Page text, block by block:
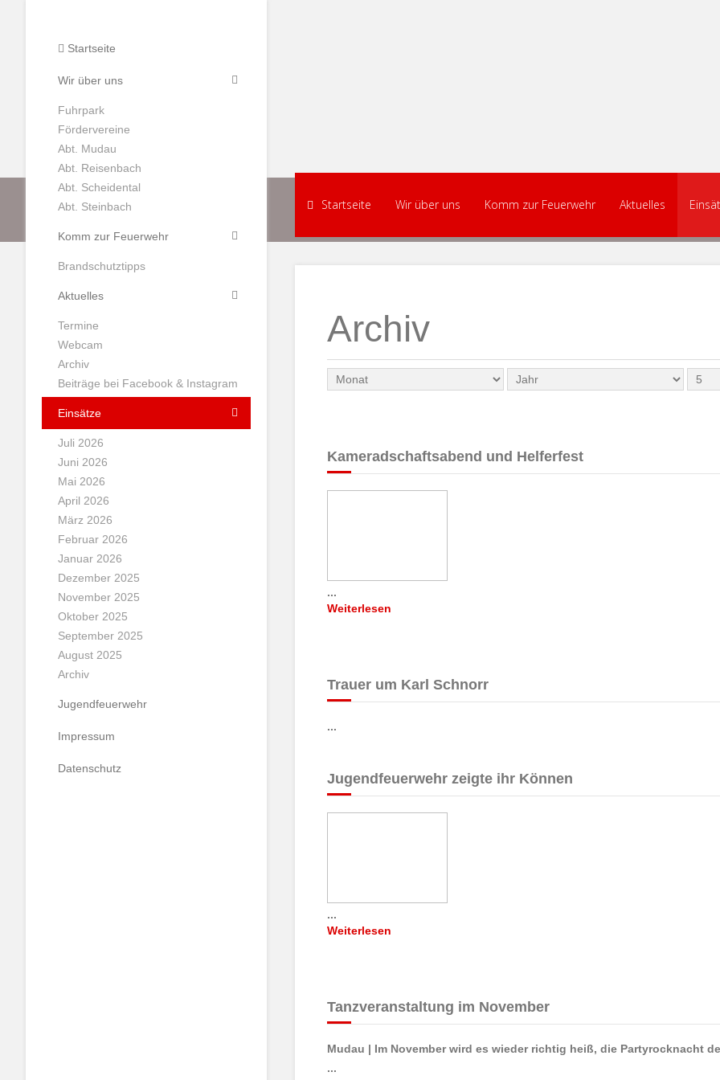
Startseite
Wir über uns
Fuhrpark
Fördervereine
Abt. Mudau
Abt. Reisenbach
Abt. Scheidental
Abt. Steinbach
Komm zur Feuerwehr
Brandschutztipps
Aktuelles
Termine
Webcam
Archiv
Beiträge bei Facebook & Instagram
Einsätze
Juli 2026
Juni 2026
Mai 2026
April 2026
März 2026
Februar 2026
Januar 2026
Dezember 2025
November 2025
Oktober 2025
September 2025
August 2025
Archiv
Jugendfeuerwehr
Impressum
Datenschutz
Startseite Wir über uns Komm zur Feuerwehr Aktuelles
Archiv
Kameradschaftsabend und Helferfest
...
Weiterlesen
Trauer um Karl Schnorr
...
Jugendfeuerwehr zeigte ihr Können
...
Weiterlesen
Tanzveranstaltung im November
Mudau | Im November wird es wieder richtig heiß, die Partyrocknacht
...